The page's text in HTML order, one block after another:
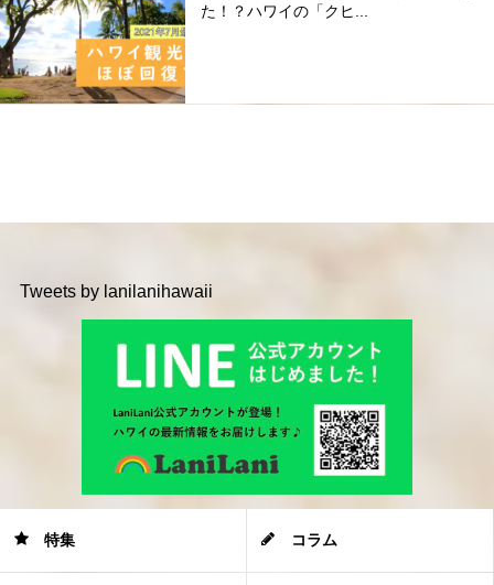
た！？ハワイの「クヒ...
Tweets by lanilanihawaii
特集 コラム